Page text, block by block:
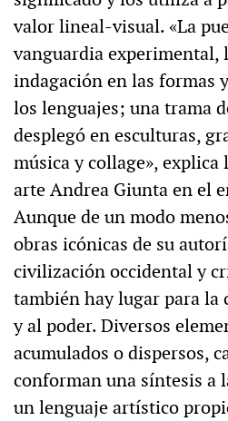
valor lineal-visual. «La
vanguardia experimental,
indagación en las formas
los lenguajes; una trama
desplegó en esculturas,
música y collage»,
arte Andrea Giunta en el
Aunque de un modo
obras icónicas de su
civilización occidental y
también hay lugar para
y al poder. Diversos
acumulados o dispersos,
conforman una síntesis a
un lenguaje artístico